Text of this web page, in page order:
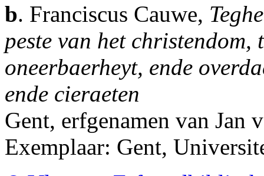
b. Franciscus Cauwe,
peste van het christendom,
oneerbaerheyt, ende
ende cieraeten
Gent, erfgenamen van Jan
Exemplaar: Gent,